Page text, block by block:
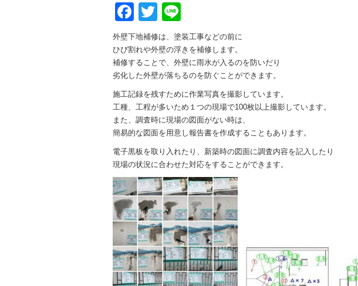
Facebook
Twitter
外壁下地補修は、塗装工事などの前に
ひび割れや外壁の浮きを補修します。
補修することで、外壁に雨水が入るのを防いだり
劣化した外壁が落ちるのを防ぐことができます。
施工記録を残すために作業写真を撮影しています。
工種、工程が多いため１つの現場で100枚以上撮影しています。
また、調査時に現場の図面がない時は、
簡易的な図面を用意し報告書を作成することもあります。
電子黒板を取り入れたり、新築時の図面に調査内容を記入したり
現場の状況に合わせた対応をすることができます。